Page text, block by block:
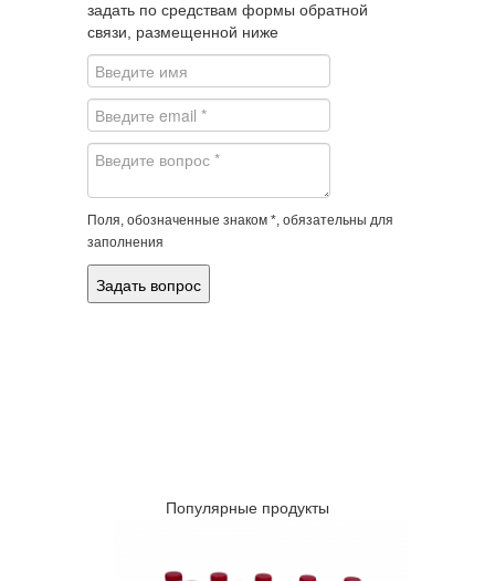
задать по средствам формы обратной
связи, размещенной ниже
Поля, обозначенные знаком *, обязательны для
заполнения
Популярные продукты